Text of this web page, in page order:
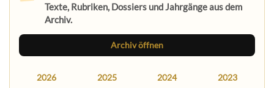
Texte, Rubriken, Dossiers und Jahrgänge aus dem
Archiv.
Archiv öffnen
2026 2025 2024 2023